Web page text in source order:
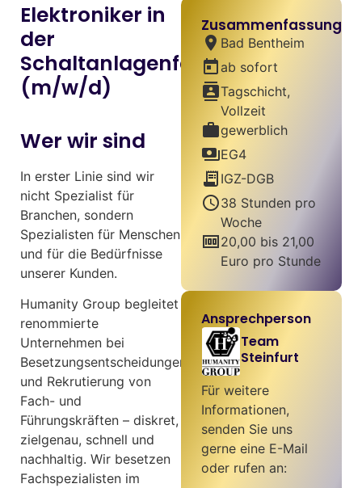
Elektroniker in
der
Schaltanlagenfertigung
(m/w/d)
Wer wir sind
In erster Linie sind wir
nicht Spezialist für
Branchen, sondern
Spezialisten für Menschen
und für die Bedürfnisse
unserer Kunden.
Humanity Group begleitet
renommierte
Unternehmen bei
Besetzungsentscheidungen
und Rekrutierung von
Fach- und
Führungskräften – diskret,
zielgenau, schnell und
nachhaltig. Wir besetzen
Fachspezialisten im
Zusammenfassung
location_on Bad Bentheim
todayab sofort
contactsTagschicht,
Vollzeit
workgewerblich
paymentsEG4
receipt_long IGZ-DGB
schedule38 Stunden pro
Woche
money20,00 bis 21,00
Euro pro Stunde
Ansprechperson
Team
Steinfurt
Für weitere
Informationen,
senden Sie uns
gerne eine E-Mail
oder rufen an: